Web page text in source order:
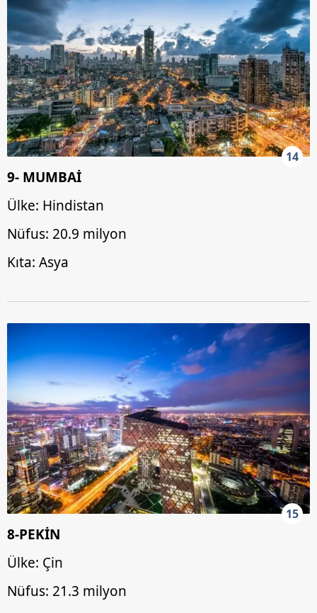
14
9- MUMBAİ
Ülke: Hindistan
Nüfus: 20.9 milyon
Kıta: Asya
15
8-PEKİN
Ülke: Çin
Nüfus: 21.3 milyon